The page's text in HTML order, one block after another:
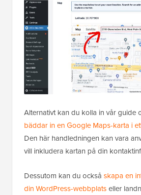
Alternativt kan du kolla in vår guide
bäddar in en Google Maps-karta i
Den här handledningen kan vara
vill inkludera kartan på din
Dessutom kan du också skapa en
din WordPress-webbplatseller